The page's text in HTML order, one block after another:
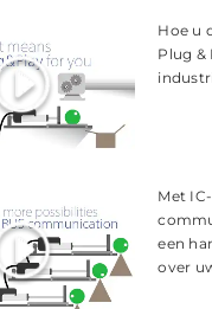
Hoe u
Plug
Met
een
over